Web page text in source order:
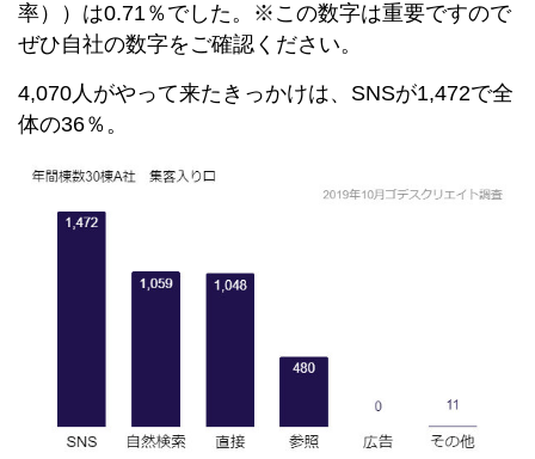
率））は0.71％でした。※この数字は重要ですので
ぜひ自社の数字をご確認ください。
4,070人がやって来たきっかけは、SNSが1,472で全
体の36％。